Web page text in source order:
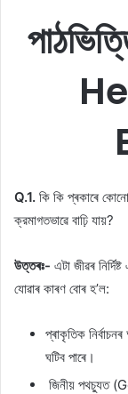
Q.1. কি কি প্ৰকাৰে কোনো
ক্রমাগতভাৱে বাঢ়ি যায়?
উত্তৰঃ- এটা জীৱৰ
যোৱাৰ কাৰণ বোৰ হ’ল:
প্ৰাকৃতিক
ঘটিব পাৰে।
জিনীয় পথচ্যুত